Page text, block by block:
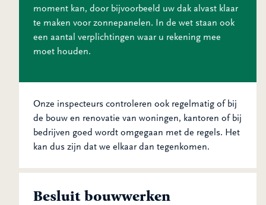
moment kan, door bijvoorbeeld uw dak alvast klaar
te maken voor zonnepanelen. In de wet staan ook
een aantal verplichtingen waar u rekening mee
moet houden.
Onze inspecteurs controleren ook regelmatig of bij
de bouw en renovatie van woningen, kantoren of bij
bedrijven goed wordt omgegaan met de regels. Het
kan dus zijn dat we elkaar dan tegenkomen.
Besluit bouwwerken